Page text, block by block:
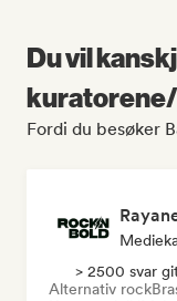
Du vil
Fordi du besøker
> 2500 svar
Alternativ rock